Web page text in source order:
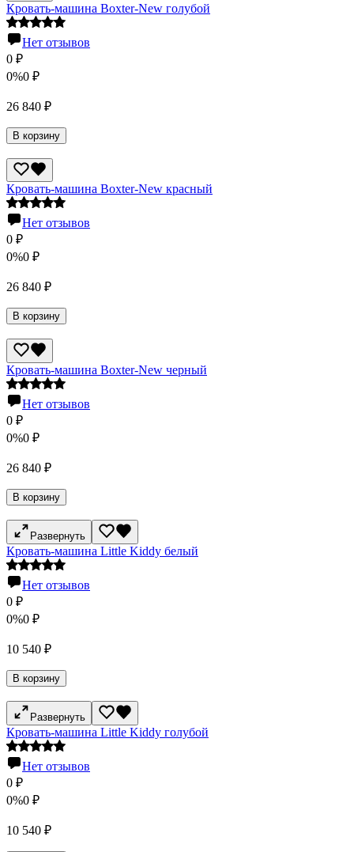
Кровать-машина Boxter-New голубой
Нет отзывов
0 ₽
0%0 ₽
26 840 ₽
В корзину
Кровать-машина Boxter-New красный
Нет отзывов
0 ₽
0%0 ₽
26 840 ₽
В корзину
Кровать-машина Boxter-New черный
Нет отзывов
0 ₽
0%0 ₽
26 840 ₽
В корзину
Развернуть
Кровать-машина Little Kiddy белый
Нет отзывов
0 ₽
0%0 ₽
10 540 ₽
В корзину
Развернуть
Кровать-машина Little Kiddy голубой
Нет отзывов
0 ₽
0%0 ₽
10 540 ₽